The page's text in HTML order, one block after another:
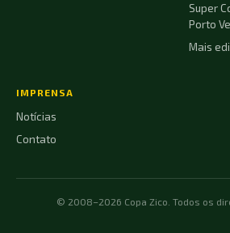
Super
Porto
Mais
IMPRENSA
Notícias
Contato
© 2008–2026 Copa Zico. Todos os